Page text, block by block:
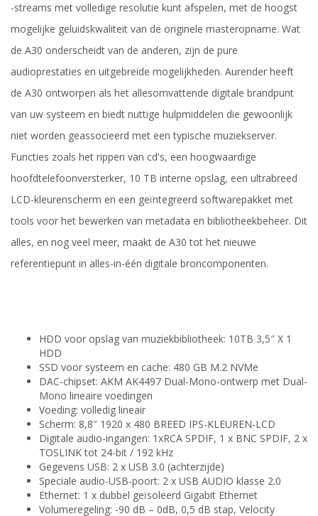
-streams met volledige resolutie kunt afspelen, met de hoogst
mogelijke geluidskwaliteit van de originele masteropname. Wat
de A30 onderscheidt van de anderen, zijn de pure
audioprestaties en uitgebreide mogelijkheden. Aurender heeft
de A30 ontworpen als het allesomvattende digitale brandpunt
van uw systeem en biedt nuttige hulpmiddelen die gewoonlijk
niet worden geassocieerd met een typische muziekserver.
Functies zoals het rippen van cd's, een hoogwaardige
hoofdtelefoonversterker, 10 TB interne opslag, een ultrabreed
LCD-kleurenscherm en een geïntegreerd softwarepakket met
tools voor het bewerken van metadata en bibliotheekbeheer. Dit
alles, en nog veel meer, maakt de A30 tot het nieuwe
referentiepunt in alles-in-één digitale broncomponenten.
HDD voor opslag van muziekbibliotheek: 10TB 3,5″ X 1
HDD
SSD voor systeem en cache: 480 GB M.2 NVMe
DAC-chipset: AKM AK4497 Dual-Mono-ontwerp met Dual-
Mono lineaire voedingen
Voeding: volledig lineair
Scherm: 8,8″ 1920 x 480 BREED IPS-KLEUREN-LCD
Digitale audio-ingangen: 1xRCA SPDIF, 1 x BNC SPDIF, 2 x
TOSLINK tot 24-bit / 192 kHz
Gegevens USB: 2 x USB 3.0 (achterzijde)
Speciale audio-USB-poort: 2 x USB AUDIO klasse 2.0
Ethernet: 1 x dubbel geïsoleerd Gigabit Ethernet
Volumeregeling: -90 dB – 0dB, 0,5 dB stap, Velocity